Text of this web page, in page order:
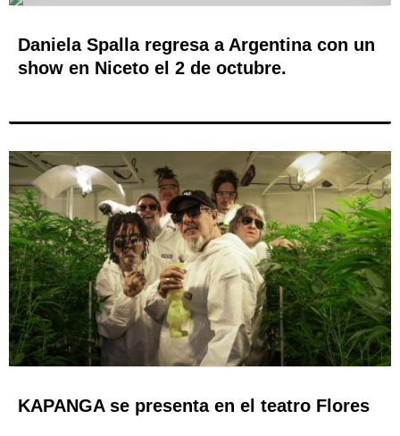
Daniela Spalla regresa a Argentina con un
show en Niceto el 2 de octubre.
KAPANGA se presenta en el teatro Flores